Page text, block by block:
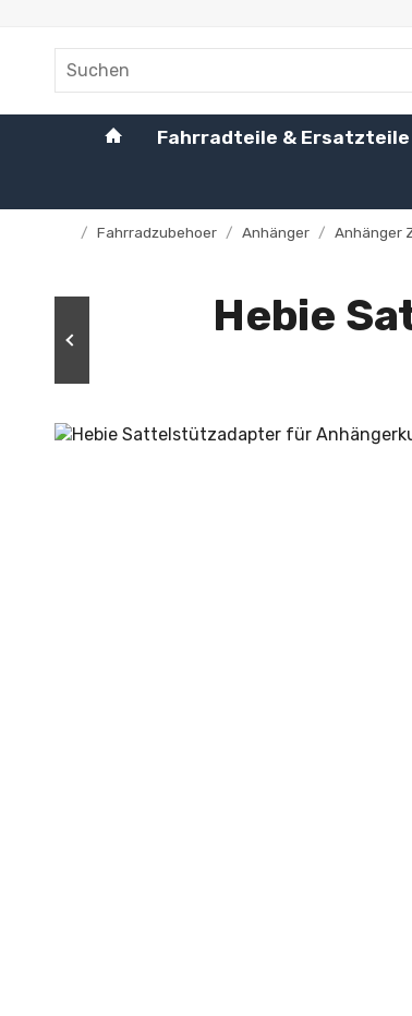
#custom.linkHome#
Fahrradteile & Ersatzteile
/ Fahrradzubehoer / Anhänger / Anhänger
Hebie